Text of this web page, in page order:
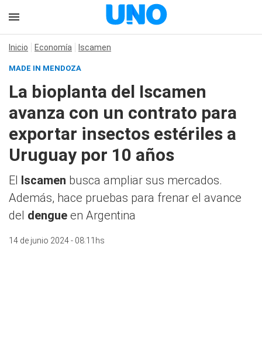
Inicio Economía Iscamen
MADE IN MENDOZA
La bioplanta del Iscamen
avanza con un contrato para
exportar insectos estériles a
Uruguay por 10 años
El Iscamen busca ampliar sus mercados.
Además, hace pruebas para frenar el avance
del dengue en Argentina
14 de junio 2024 - 08:11hs